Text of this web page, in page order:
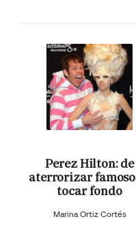
Perez Hilton: de
aterrorizar
tocar fondo
Marina Ortiz Cortés